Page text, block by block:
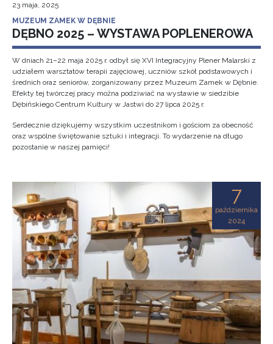
23 maja, 2025
MUZEUM ZAMEK W DĘBNIE
DĘBNO 2025 – WYSTAWA POPLENEROWA
W dniach 21–22 maja 2025 r. odbył się XVI Integracyjny Plener Malarski z
udziałem warsztatów terapii zajęciowej, uczniów szkół podstawowych i
średnich oraz seniorów, zorganizowany przez Muzeum Zamek w Dębnie.
Efekty tej twórczej pracy można podziwiać na wystawie w siedzibie
Dębińskiego Centrum Kultury w Jastwi do 27 lipca 2025 r.
Serdecznie dziękujemy wszystkim uczestnikom i gościom za obecność
oraz wspólne świętowanie sztuki i integracji. To wydarzenie na długo
pozostanie w naszej pamięci!
7
października
2024